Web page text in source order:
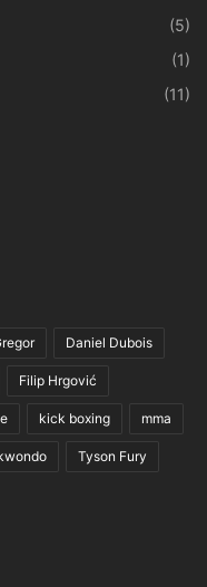
(5)
(1)
(11)
Daniel Dubois
Filip Hrgović
kick boxing mma
Tyson Fury